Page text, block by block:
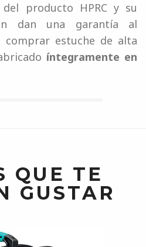
producto HPRC y su
dan una garantía al
comprar estuche de alta
íntegramente en
QUE TE
GUSTAR